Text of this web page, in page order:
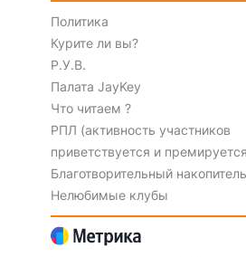
Политика
Курите ли вы?
Р.У.В.
Палата JayKey
Что читаем ?
РПЛ (активность участников
приветствуется и
Благотворительный
Нелюбимые клубы